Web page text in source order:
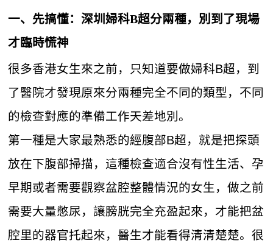
一、先搞懂：深圳婦科B超分兩種，別到了現場
才臨時慌神
很多香港女生來之前，只知道要做婦科B超，到
了醫院才發現原來分兩種完全不同的類型，不同
的檢查對應的準備工作天差地別。
第一種是大家最熟悉的經腹部B超，就是把探頭
放在下腹部掃描，這種檢查適合沒有性生活、孕
早期或者需要觀察盆腔整體情況的女生，做之前
需要大量憋尿，讓膀胱完全充盈起來，才能把盆
腔里的器官托起來，醫生才能看得清清楚楚。很